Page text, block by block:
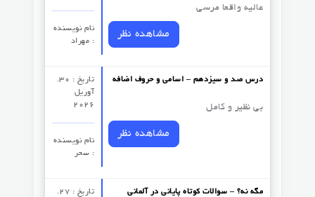
نام نویسنده
: مهراد
عالیه واقعا مرسی
مشاهده نظر
تاریخ : 30.
آوریل
2026
نام نویسنده
: سحر
درس صد و سیزدهم – اسامی و حروف اضافه
بی نظیر و کامل
مشاهده نظر
تاریخ : 27.
مگه نه؟ – سوالات کوتاه پایانی در آلمانی